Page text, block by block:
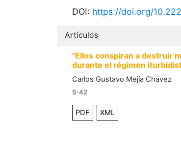
DOI: https://doi.org/
Artículos
"Ellos conspiran a destruir
durante el régimen
Carlos Gustavo Mejía Chávez
5-42
PDF XML